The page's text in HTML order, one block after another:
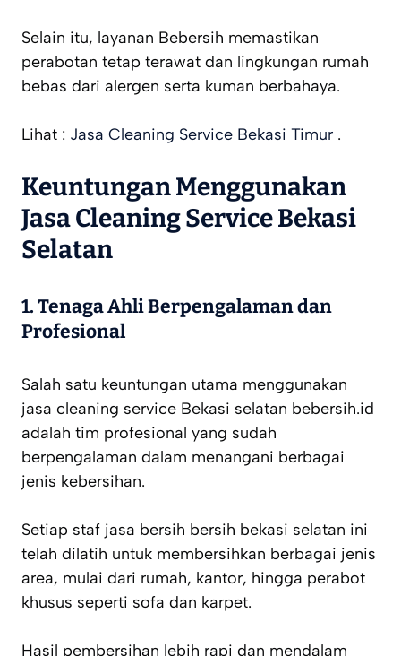
Selain itu, layanan Bebersih memastikan
perabotan tetap terawat dan lingkungan rumah
bebas dari alergen serta kuman berbahaya.
Lihat : Jasa Cleaning Service Bekasi Timur .
Keuntungan Menggunakan
Jasa Cleaning Service Bekasi
Selatan
1. Tenaga Ahli Berpengalaman dan
Profesional
Salah satu keuntungan utama menggunakan
jasa cleaning service Bekasi selatan bebersih.id
adalah tim profesional yang sudah
berpengalaman dalam menangani berbagai
jenis kebersihan.
Setiap staf jasa bersih bersih bekasi selatan ini
telah dilatih untuk membersihkan berbagai jenis
area, mulai dari rumah, kantor, hingga perabot
khusus seperti sofa dan karpet.
Hasil pembersihan lebih rapi dan mendalam